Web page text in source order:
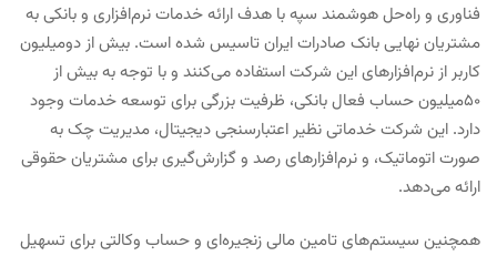
فناوری و راه‌حل هوشمند سپه با هدف ارائه خدمات نرم‌افزاری و بانکی به
مشتریان نهایی بانک صادرات ایران تاسیس شده است. بیش از دو‌میلیون
کاربر از نرم‌افزارهای این شرکت استفاده می‌کنند و با توجه به بیش از
۵۰‌میلیون حساب فعال بانکی، ظرفیت بزرگی برای توسعه خدمات وجود
دارد. این شرکت خدماتی نظیر اعتبارسنجی دیجیتال، مدیریت چک به
صورت اتوماتیک، و نرم‌افزارهای رصد و گزارش‌گیری برای مشتریان حقوقی
ارائه می‌دهد.
همچنین سیستم‌های تامین مالی زنجیره‌ای و حساب وکالتی برای تسهیل